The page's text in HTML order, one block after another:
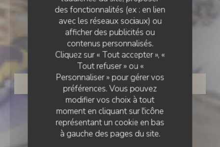
des fonctionnalités (ex : en lien
avec les réseaux sociaux) ou
afficher des publicités ou
contenus personnalisés.
Cliquez sur « Tout accepter », «
Tout refuser » ou «
Personnaliser » pour gérer vos
préférences. Vous pouvez
modifier vos choix à tout
moment en cliquant sur l'icône
représentant un cookie en bas
à gauche des pages du site.
CAFÉ - RESTAURANT - BRUNCH
Le BK restaurant
RÉSERVER
LE BK RESTAURANT